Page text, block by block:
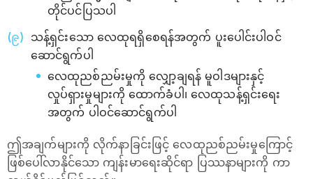
တိုင်ပင်ပြသပါ
သန့်ရှင်းသော လေထုရရှိစေရန်အတွက် ပူးပေါင်းပါဝင်
ဆောင်ရွက်ပါ
လေထုညစ်ညမ်းမှုကို လျှော့ချရန် မူဝါဒများနှင့်
လှုပ်ရှားမှုများကို ထောက်ခံပါ၊ လေထုသန့်ရှင်းရေး
အတွက် ပါဝင်ဆောင်ရွက်ပါ
ဤအချက်များကို လိုက်နာခြင်းဖြင့် လေထုညစ်ညမ်းမှုကြောင့်
ဖြစ်ပေါ်လာနိုင်သော ကျန်းမာရေးဆိုင်ရာ ပြဿနာများကို ကာ